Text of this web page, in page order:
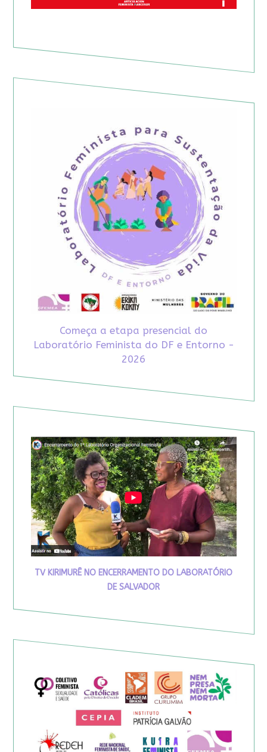
Começa a etapa presencial do
Laboratório Feminista do DF e Entorno -
2026
TV KIRIMURÊ NO ENCERRAMENTO DO LABORATÓRIO
DE SALVADOR